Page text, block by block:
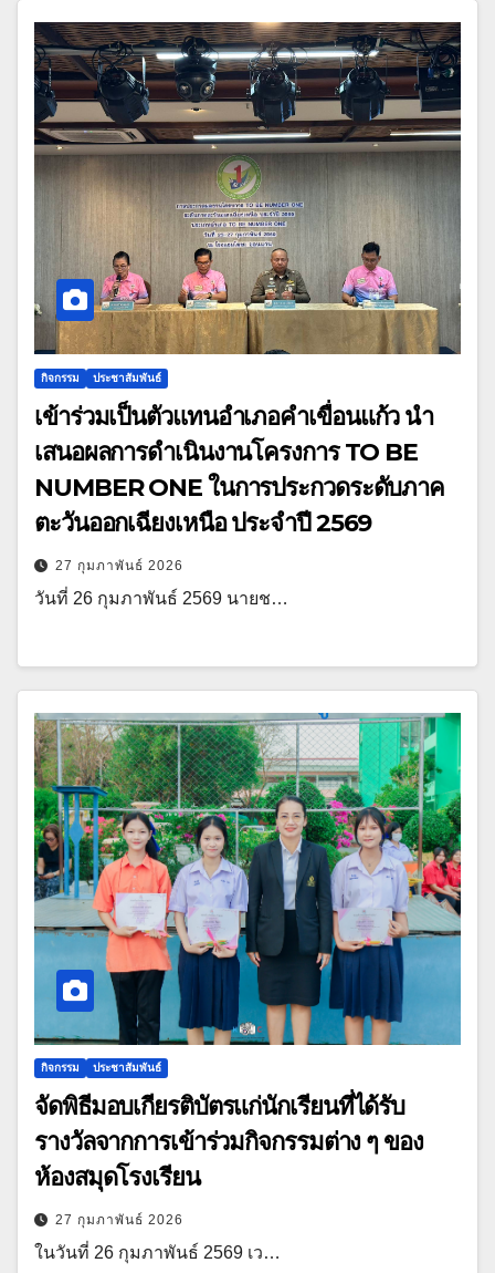
กิจกรรม ประชาสัมพันธ์
เข้าร่วมเป็นตัวแทนอำเภอคำเขื่อนแก้ว นำ
เสนอผลการดำเนินงานโครงการ TO BE
NUMBER ONE ในการประกวดระดับภาค
ตะวันออกเฉียงเหนือ ประจำปี 2569
27 กุมภาพันธ์ 2026
วันที่ 26 กุมภาพันธ์ 2569 นายช…
กิจกรรม ประชาสัมพันธ์
จัดพิธีมอบเกียรติบัตรแก่นักเรียนที่ได้รับ
รางวัลจากการเข้าร่วมกิจกรรมต่าง ๆ ของ
ห้องสมุดโรงเรียน
27 กุมภาพันธ์ 2026
ในวันที่ 26 กุมภาพันธ์ 2569 เว…